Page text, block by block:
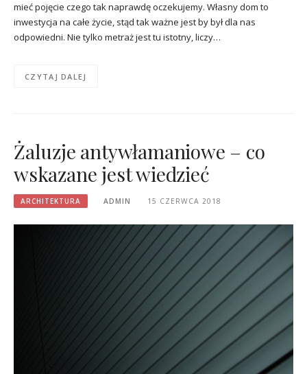
mieć pojęcie czego tak naprawdę oczekujemy. Własny dom to
inwestycja na całe życie, stąd tak ważne jest by był dla nas
odpowiedni. Nie tylko metraż jest tu istotny, liczy…
CZYTAJ DALEJ
Żaluzje antywłamaniowe – co
wskazane jest wiedzieć
ARCHITEKTURA ADMIN 15 CZERWCA 2018